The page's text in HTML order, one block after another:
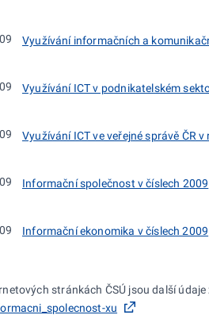
Využívání informačních a
Využívání ICT v podnikatelském
Využívání ICT ve veřejné správě ČR v
Informační společnost v číslech 2009
Informační ekonomika v číslech 2009
stránkách ČSÚ jsou další
xu